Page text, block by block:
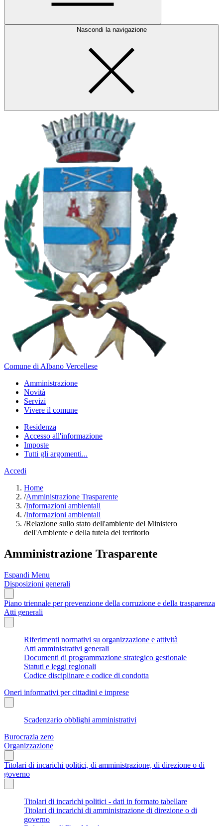
Nascondi la navigazione
Comune di Albano Vercellese
Amministrazione
Novità
Servizi
Vivere il comune
Residenza
Accesso all'informazione
Imposte
Tutti gli argomenti...
Accedi
Home
/Amministrazione Trasparente
/Informazioni ambientali
/Informazioni ambientali
/Relazione sullo stato dell'ambiente del Ministero
dell'Ambiente e della tutela del territorio
Amministrazione Trasparente
Espandi Menu
Disposizioni generali
Piano triennale per prevenzione della corruzione e della trasparenza
Atti generali
Riferimenti normativi su organizzazione e attività
Atti amministrativi generali
Documenti di programmazione strategico gestionale
Statuti e leggi regionali
Codice disciplinare e codice di condotta
Oneri informativi per cittadini e imprese
Scadenzario obblighi amministrativi
Burocrazia zero
Organizzazione
Titolari di incarichi politici, di amministrazione, di direzione o di
governo
Titolari di incarichi politici - dati in formato tabellare
Titolari di incarichi di amministrazione di direzione o di
governo